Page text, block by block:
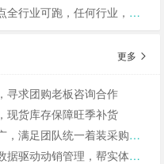
任何行业，当天出图，包过审！
更多
寻求团购老板咨询合作
现货库存保障旺季补货
足团队统一着装采购需求
销管理，帮实体商家轻量化运营